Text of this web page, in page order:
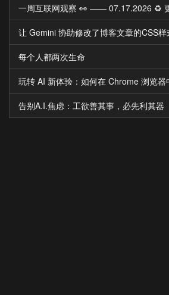
一周互联网观察 👀 —— 07.17.2026 ♻️
让 Gemini 协助修改了博客文章的CSS样
每个人都两次生命
玩转 AI 新体验：如何在 Chrome 浏览
告别A.I.焦虑：工欲善其事，必先利其器